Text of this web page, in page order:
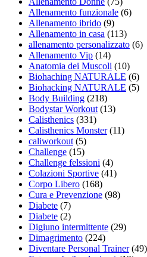
Allenamento funzionale (6)
Allenamento ibrido (9)
Allenamento in casa (113)
allenamento personalizzato (6)
Allenamento Vip (14)
Anatomia dei Muscoli (10)
Biohaching NATURALE (6)
Biohacking NATURALE (5)
Body Building (218)
Bodystar Workout (13)
Calisthenics (331)
Calisthenics Monster(11)
caliworkout (5)
Challenge (15)
Challenge felssioni (4)
Colazioni Sportive (41)
Corpo Libero (168)
Cura e Prevenzione (98)
Diabete (7)
Diabete (2)
Digiuno intermittente (29)
Dimagrimento (224)
Diventare Personal Trainer(49)